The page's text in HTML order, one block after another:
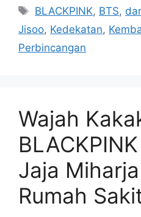
Tag
BLACKPINK, BTS,
Jisoo, Kedekatan,
Perbincangan
Wajah
Jaja
Rumah